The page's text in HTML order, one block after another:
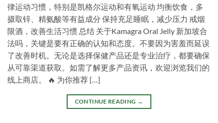
律运动习惯，特别是凯格尔运动和有氧运动 均衡饮食，多
摄取锌、精氨酸等有益成分 保持充足睡眠，减少压力 戒烟
限酒，改善生活习惯 总结 关于Kamagra Oral Jelly 新加坡合
法吗，关键是要有正确的认知和态度。不要因为害羞而延误
了改善时机。无论是选择保健产品还是专业治疗，都要确保
从可靠渠道获取。如需了解更多产品资讯，欢迎浏览我们的
线上商店。 🔥 为你推荐 […]
CONTINUE READING →